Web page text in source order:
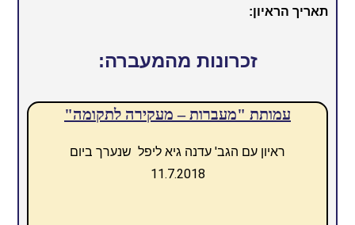
תאריך הראיון:
זכרונות מהמעברה:
עמותת "מעברות – מעקירה לתקומה"
ראיון עם הגב' עדנה גיא ליפל שנערך ביום
11.7.2018